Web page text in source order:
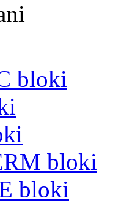
bloki
bloki
bloki